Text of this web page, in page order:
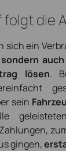
die
sich ein
lösen.
sein
gingen,